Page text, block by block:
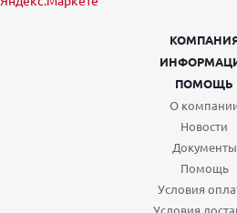
ПОМОЩЬ
О
Новости
Документы
Помощь
Условия